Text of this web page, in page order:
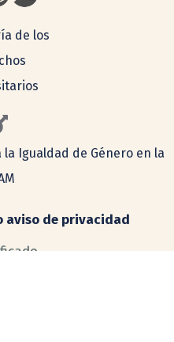
de los
Igualdad de Género en la
aviso de privacidad